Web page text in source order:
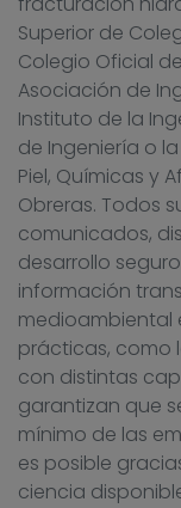
Superior de
Colegio Oficial
Asociación de
Instituto de la
de Ingeniería o
Piel, Químicas y
Obreras. Todos
comunicados,
desarrollo
información
medioambiental
prácticas, como
con distintas
garantizan que
mínimo de las
es posible
ciencia